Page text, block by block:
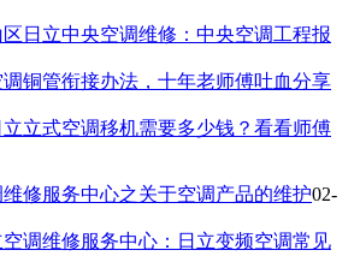
日立中央空调维修：中央空调工程报
铜管衔接办法，十年老师傅吐血分享
立式空调移机需要多少钱？看看师傅
维修服务中心之关于空调产品的维护02-
调维修服务中心：日立变频空调常见